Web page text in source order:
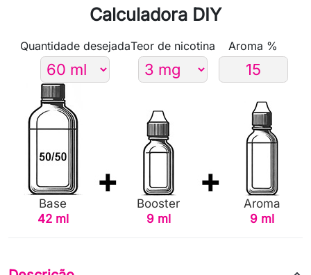
Calculadora DIY
Quantidade desejadaTeor de nicotina Aroma %
Base
42 ml
Booster
9 ml
Aroma
9 ml